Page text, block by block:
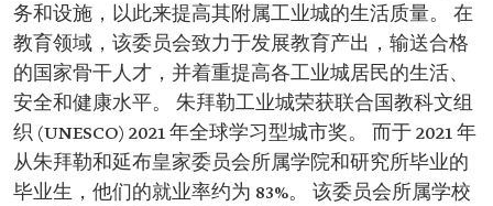
务和设施，以此来提高其附属工业城的生活质量。 在
教育领域，该委员会致力于发展教育产出，输送合格
的国家骨干人才，并着重提高各工业城居民的生活、
安全和健康水平。 朱拜勒工业城荣获联合国教科文组
织 (UNESCO) 2021 年全球学习型城市奖。 而于 2021 年
从朱拜勒和延布皇家委员会所属学院和研究所毕业的
毕业生，他们的就业率约为 83%。 该委员会所属学校